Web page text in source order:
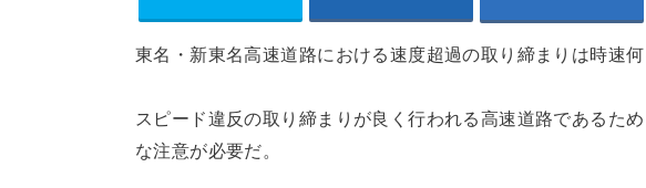
東名・新東名高速道路における速度超過の取り締まりは時速
スピード違反の取り締まりが良く行われる高速道路であるた
な注意が必要だ。